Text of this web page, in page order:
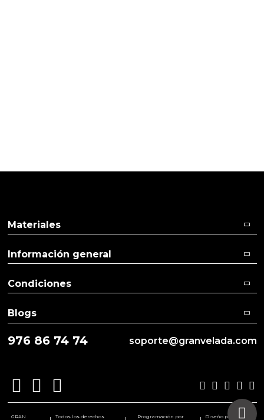
976 86 74 74 soporte@granvelada.com
Materiales
Información general
Condiciones
Blogs
GRAN
Todos los derechos
Programación por
Diseño por